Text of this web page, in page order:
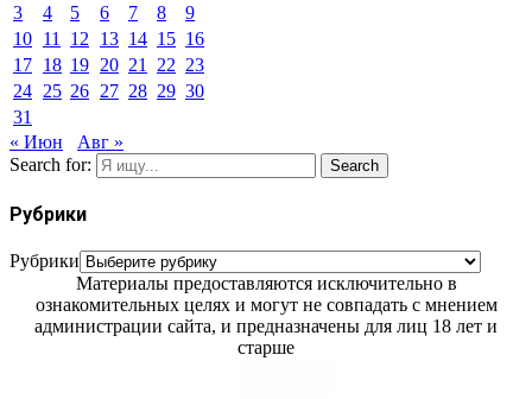
3
4 5 6 7 8
9
10 11 12 13 14 15 16
17 18 19 20 21 22 23
24 25 26 27 28 29 30
31
« Июн
Авг »
Search for:
Search
Рубрики
Рубрики
Материалы предоставляются исключительно в
ознакомительных целях и могут не совпадать с мнением
администрации сайта, и предназначены для лиц 18 лет и
старше